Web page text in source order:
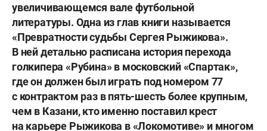
увеличивающемся вале футбольной
литературы. Одна из глав книги называется
«Превратности судьбы Сергея Рыжикова».
В ней детально расписана история перехода
голкипера «Рубина» в московский «Спартак»,
где он должен был играть под номером 77
с контрактом раз в пять-шесть более крупным,
чем в Казани, кто именно поставил крест
на карьере Рыжикова в «Локомотиве» и многом